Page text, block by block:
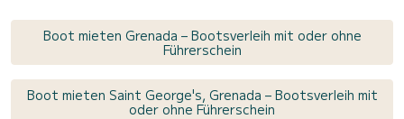
Boot mieten Grenada – Bootsverleih mit oder ohne
Führerschein
Boot mieten Saint George's, Grenada – Bootsverleih mit
oder ohne Führerschein